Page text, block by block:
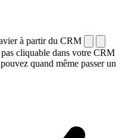
à partir du CRM
cliquable dans votre CRM
quand même passer un